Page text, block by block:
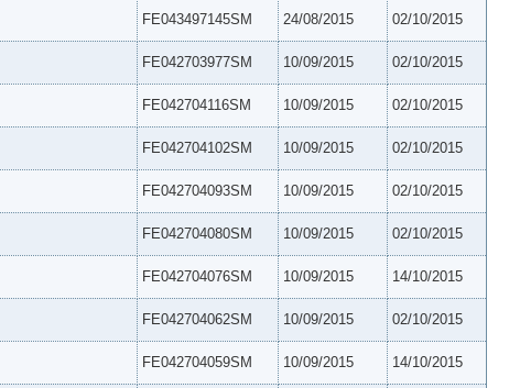
FE043497145SM 24/08/2015 02/10/2015
FE042703977SM 10/09/2015 02/10/2015
FE042704116SM 10/09/2015 02/10/2015
FE042704102SM 10/09/2015 02/10/2015
FE042704093SM 10/09/2015 02/10/2015
FE042704080SM 10/09/2015 02/10/2015
FE042704076SM 10/09/2015 14/10/2015
FE042704062SM 10/09/2015 02/10/2015
FE042704059SM 10/09/2015 14/10/2015